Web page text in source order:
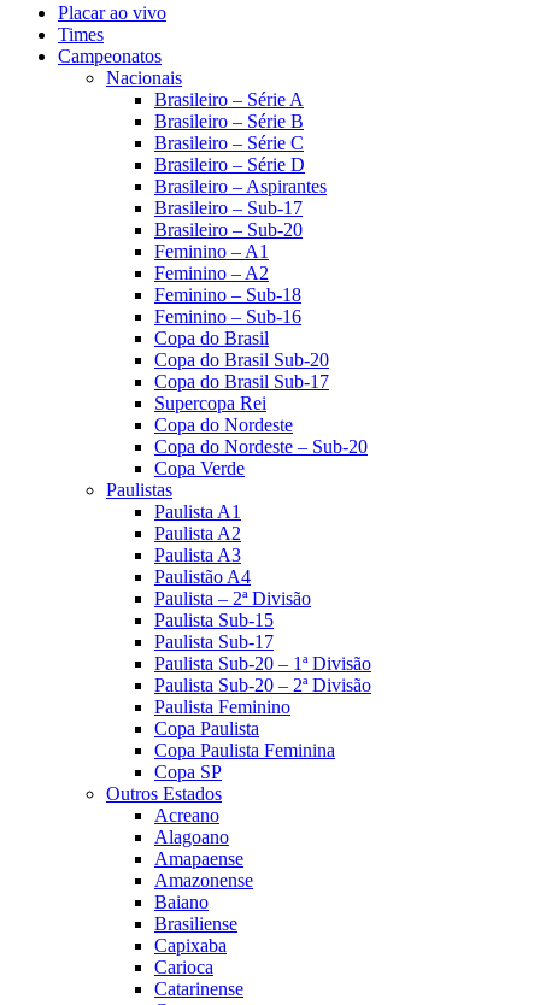
Placar ao vivo
Times
Campeonatos
Nacionais
Brasileiro – Série A
Brasileiro – Série B
Brasileiro – Série C
Brasileiro – Série D
Brasileiro – Aspirantes
Brasileiro – Sub-17
Brasileiro – Sub-20
Feminino – A1
Feminino – A2
Feminino – Sub-18
Feminino – Sub-16
Copa do Brasil
Copa do Brasil Sub-20
Copa do Brasil Sub-17
Supercopa Rei
Copa do Nordeste
Copa do Nordeste – Sub-20
Copa Verde
Paulistas
Paulista A1
Paulista A2
Paulista A3
Paulistão A4
Paulista – 2ª Divisão
Paulista Sub-15
Paulista Sub-17
Paulista Sub-20 – 1ª Divisão
Paulista Sub-20 – 2ª Divisão
Paulista Feminino
Copa Paulista
Copa Paulista Feminina
Copa SP
Outros Estados
Acreano
Alagoano
Amapaense
Amazonense
Baiano
Brasiliense
Capixaba
Carioca
Catarinense